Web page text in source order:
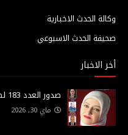
وكالة الحدث الاخبارية
صحيفة الحدث الاسبوعي
أخر الاخبار
صدور العدد 183 لصحيفة الحدث الاسبوعي من لندن
ماي 30, 2026